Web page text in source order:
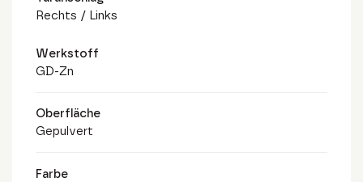
Rechts / Links
Werkstoff
GD-Zn
Oberfläche
Gepulvert
Farbe